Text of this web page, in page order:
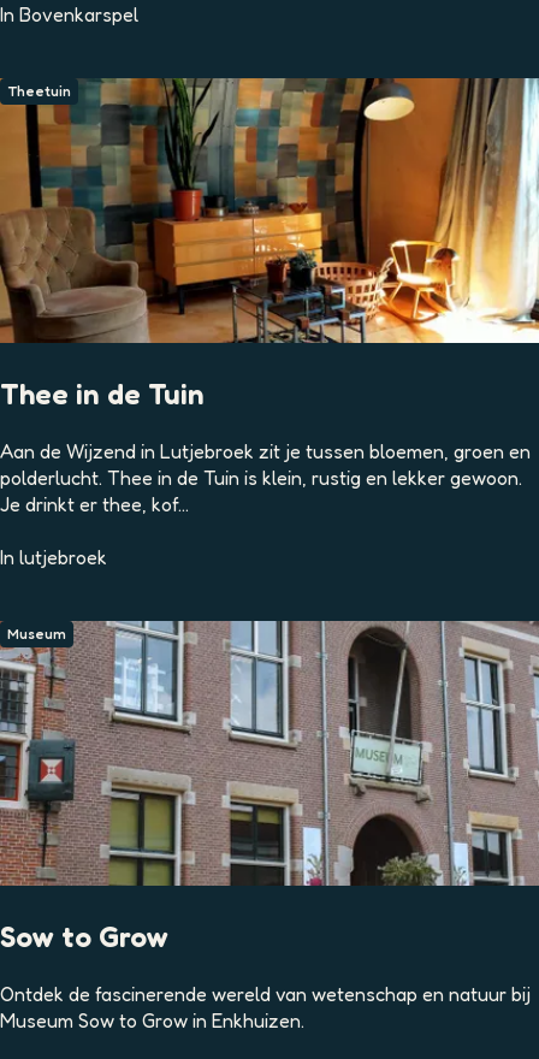
o
r
k
e
m
e
In Bovenkarspel
Thee in de Tuin
T
h
e
i
e
T
u
i
n
Theetuin
Aan de Wijzend in Lutjebroek zit je tussen bloemen, groen en
polderlucht. Thee in de Tuin is klein, rustig en lekker gewoon.
Je drinkt er thee, kof...
In lutjebroek
Sow to Grow
S
o
Museum
Ontdek de fascinerende wereld van wetenschap en natuur bij
Museum Sow to Grow in Enkhuizen.